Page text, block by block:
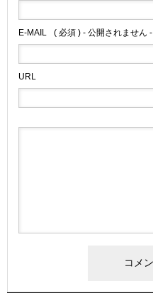
E-MAIL ( 必須 ) - 公開されません -
URL